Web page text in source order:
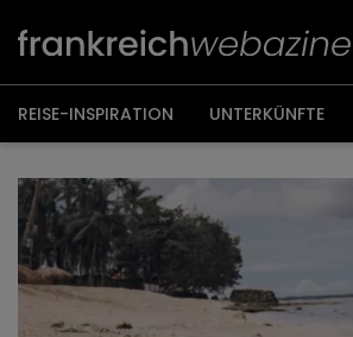
Inhalt
REISE-INSPIRATION UNTERKÜNFTE